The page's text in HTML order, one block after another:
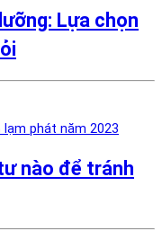
Lựa chọn
nào để tránh